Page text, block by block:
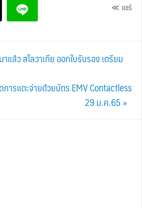
≪ แชร์
แล้ว สโลวาเกีย ออกใบรับรอง เตรียม
การแตะจ่ายด้วยบัตร EMV Contactless
29 ม.ค.65 »